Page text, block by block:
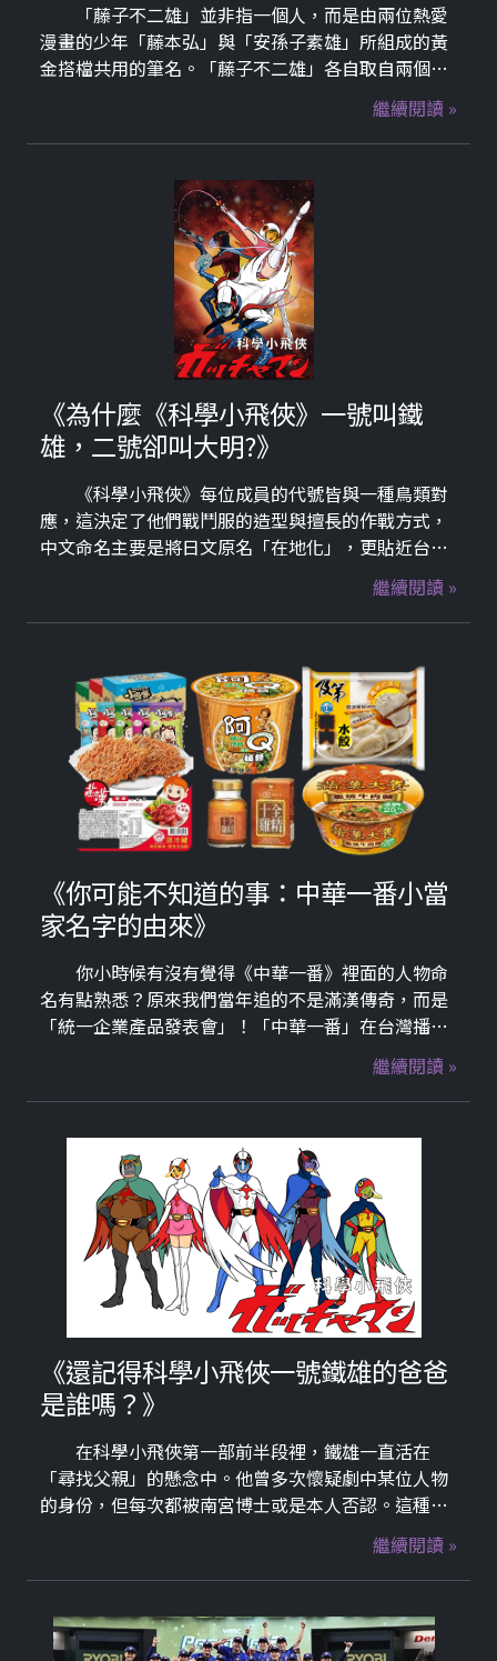
「藤子不二雄」並非指一個人，而是由兩位熱愛
漫畫的少年「藤本弘」與「安孫子素雄」所組成的黃
金搭檔共用的筆名。「藤子不二雄」各自取自兩個人
名字的元素，不二組合起來就是「本」，這段橫跨半
世紀的友誼與創作故事，是日本漫畫史上的傳奇。
繼續閱讀 »
《為什麼《科學小飛俠》一號叫鐵
雄，二號卻叫大明?》
《科學小飛俠》每位成員的代號皆與一種鳥類對
應，這決定了他們戰鬥服的造型與擅長的作戰方式，
中文命名主要是將日文原名「在地化」，更貼近台灣
繼續閱讀 »
《你可能不知道的事：中華一番小當
家名字的由來》
你小時候有沒有覺得《中華一番》裡面的人物命
名有點熟悉？原來我們當年追的不是滿漢傳奇，而是
「統一企業產品發表會」！「中華一番」在台灣播放
時，因為贊助商是統一企業，因此主角人物的台灣命
名，全部都與統一的產品有關，直接讓《中華一番》
變成了「大型產品目錄」，可能是台灣最早的「產品
置入性行銷」始祖。趕緊到挖趣tv第75台重溫一下這
些人物吧~~
繼續閱讀 »
《還記得科學小飛俠一號鐵雄的爸爸
是誰嗎？》
在科學小飛俠第一部前半段裡，鐵雄一直活在
「尋找父親」的懸念中。他曾多次懷疑劇中某位人物
的身份，但每次都被南宮博士或是本人否認。這種
「真相就在眼前卻抓不住」的焦慮，累積了極強的戲
繼續閱讀 »